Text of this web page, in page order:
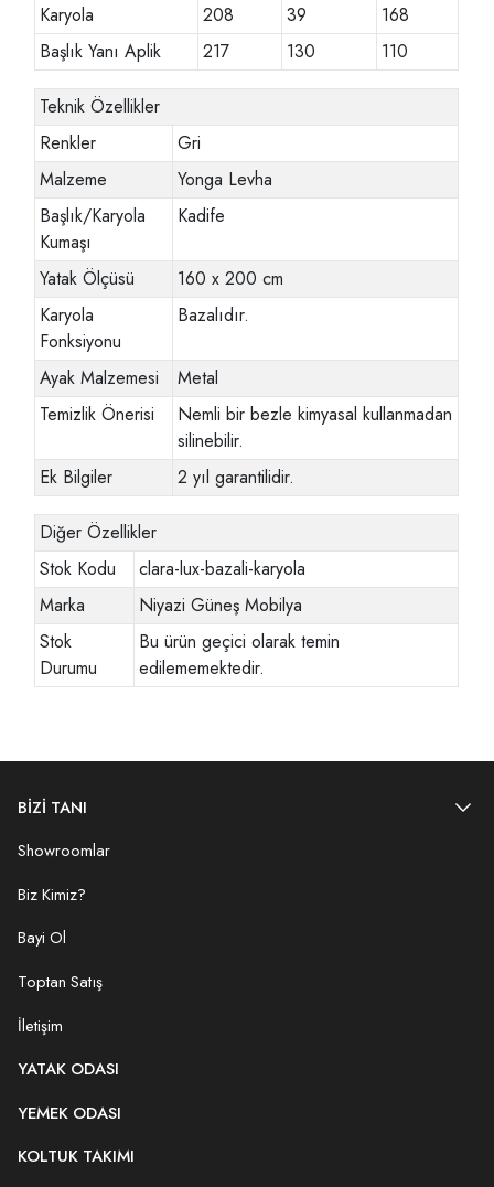
Karyola
208 39
168
Başlık Yanı Aplik
217 130 110
Teknik Özellikler
Renkler
Gri
Malzeme
Yonga Levha
Başlık/Karyola
Kumaşı
Kadife
Yatak Ölçüsü
160 x 200 cm
Karyola
Fonksiyonu
Bazalıdır.
Ayak Malzemesi
Metal
Temizlik Önerisi
Nemli bir bezle kimyasal kullanmadan
silinebilir.
Ek Bilgiler
2 yıl garantilidir.
Diğer Özellikler
Stok Kodu
clara-lux-bazali-karyola
Marka
Niyazi Güneş Mobilya
Stok
Durumu
Bu ürün geçici olarak temin
edilememektedir.
BİZİ TANI
Showroomlar
Biz Kimiz?
Bayi Ol
Toptan Satış
İletişim
YATAK ODASI
YEMEK ODASI
KOLTUK TAKIMI